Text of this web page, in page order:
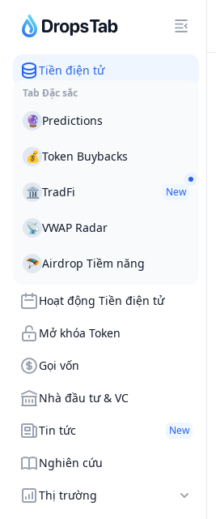
Tiền điện tử
Tab Đặc sắc
🔮 Predictions
💰 Token Buybacks
🏛 TradFi New
📡 VWAP Radar
🪂Airdrop Tiềm năng
Hoạt động Tiền điện tử
Mở khóa Token
Gọi vốn
Nhà đầu tư & VC
Tin tức New
Nghiên cứu
Thị trường
2.80% BTC $64,876.21